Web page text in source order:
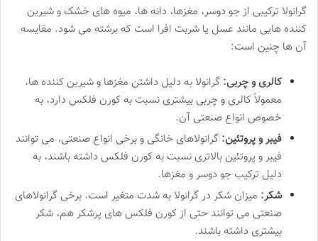
گرانولا ترکیبی از جو دوسر، مغزها، دانه ها، میوه های خشک و شیرین
کننده هایی مانند عسل یا شربت افرا است که برشته می شود. مقایسه
آن ها چنین است:
کالری و چربی: گرانولا به دلیل داشتن مغزها و شیرین کننده ها،
معمولاً کالری و چربی بیشتری نسبت به کورن فلکس دارد، به
خصوص انواع صنعتی آن.
فیبر و پروتئین: گرانولاهای خانگی و برخی انواع صنعتی، می توانند
فیبر و پروتئین بالاتری نسبت به کورن فلکس داشته باشند، به
دلیل ترکیب جو دوسر و مغزها.
شکر: میزان شکر در گرانولا به شدت متغیر است. برخی گرانولاهای
صنعتی می توانند حتی از کورن فلکس های پرشکر هم، شکر
بیشتری داشته باشند.